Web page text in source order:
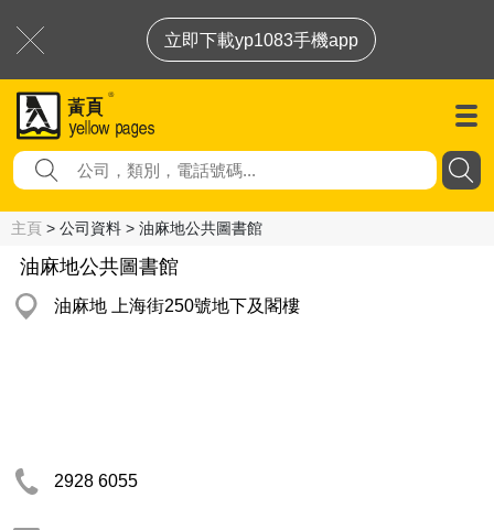
立即下載yp1083手機app
主頁 > 公司資料 > 油麻地公共圖書館
油麻地公共圖書館
油麻地 上海街250號地下及閣樓
2928 6055